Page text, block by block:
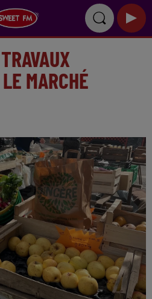
MARCHÉ